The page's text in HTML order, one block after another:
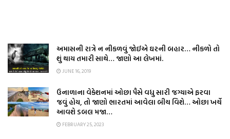
અમાસની રાત્રે ન નીકળવું જોઈએ ઘરની બહાર… નીકળો તો
શું થાય તમારી સાથે… જાણો આ લેખમાં.
JUNE 16, 2019
ઉનાળાના વેકેશનમાં ઓછા પૈસે વધુ સારી જગ્યાએ ફરવા
જવું હોય, તો જાણો ભારતમાં આવેલા બીચ વિશે… ઓછા ખર્ચે
આવશે ડબલ મજા…
FEBRUARY 25, 2023